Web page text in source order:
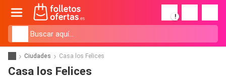
!
Ciudades Casa los Felices
Casa los Felices